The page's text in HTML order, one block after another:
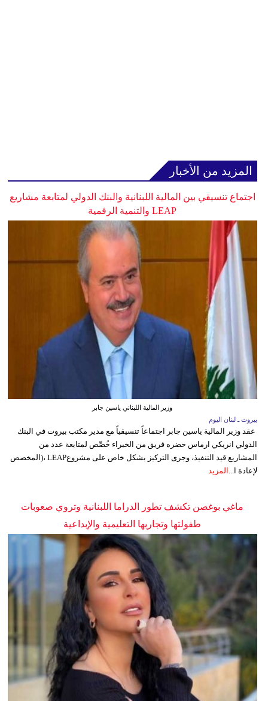
المزيد من الأخبار
اجتماع تنسيقي بين المالية اللبنانية والبنك الدولي لمتابعة مشاريع
LEAP والتنمية الرقمية
وزير المالية اللبناني ياسين جابر
بيروت ـ لبنان اليوم
عقد وزير المالية ياسين جابر اجتماعاً تنسيقياً مع مدير مكتب بيروت في البنك
الدولي انريكي ارماس حضره فريق من الخبراء خُصِّص لمتابعة عدد من
المشاريع قيد التنفيذ، وجرى التركيز بشكل خاص على مشروعLEAP ،(المخصص
لإعادة ا...
المزيد
ماغي بوغصن تكشف تطور الدراما اللبنانية وتروي صعوبات
طفولتها وتجاربها التعليمية والإبداعية